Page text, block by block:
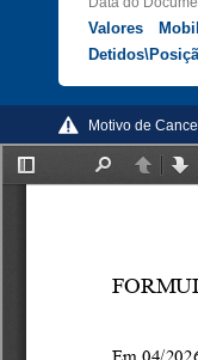
Valores
Motivo de